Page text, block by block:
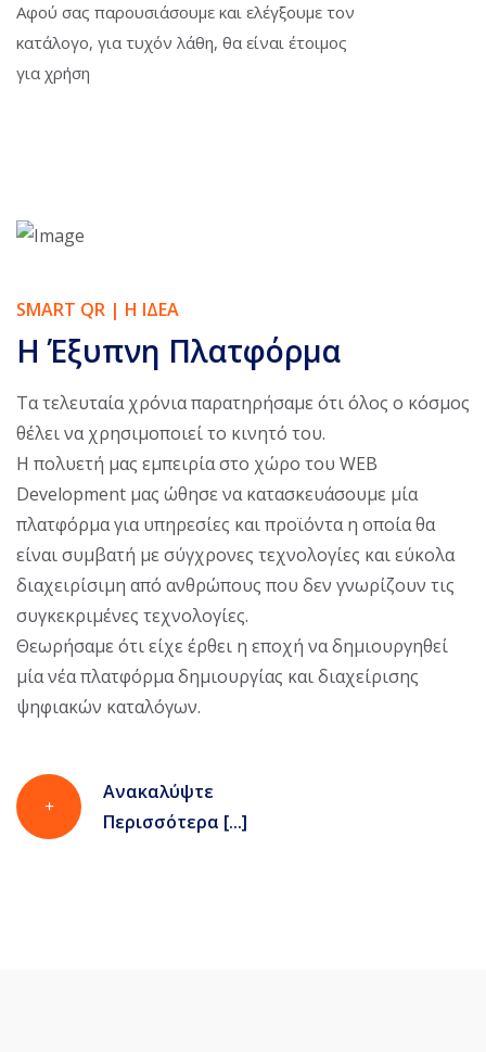
Αφού σας παρουσιάσουμε και ελέγξουμε τον
κατάλογο, για τυχόν λάθη, θα είναι έτοιμος
για χρήση
SMART QR | Η ΙΔΕΑ
Η Έξυπνη Πλατφόρμα
Τα τελευταία χρόνια παρατηρήσαμε ότι όλος ο κόσμος
θέλει να χρησιμοποιεί το κινητό του.
Η πολυετή μας εμπειρία στο χώρο του WEB
Development μας ώθησε να κατασκευάσουμε μία
πλατφόρμα για υπηρεσίες και προϊόντα η οποία θα
είναι συμβατή με σύγχρονες τεχνολογίες και εύκολα
διαχειρίσιμη από ανθρώπους που δεν γνωρίζουν τις
συγκεκριμένες τεχνολογίες.
Θεωρήσαμε ότι είχε έρθει η εποχή να δημιουργηθεί
μία νέα πλατφόρμα δημιουργίας και διαχείρισης
ψηφιακών καταλόγων.
Ανακαλύψτε
Περισσότερα [...]